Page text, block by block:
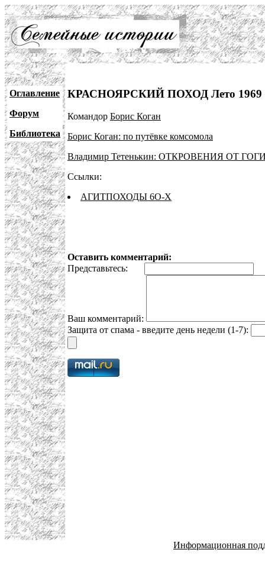
Оглавление
Форум
Библиотека
КРАСНОЯРСКИЙ ПОХОД Лето 1969
Командор Борис Коган
Борис Коган: по путёвке комсомола
Владимир Тетенькин: ОТКРОВЕНИЯ ОТ
Ссылки:
АГИТПОХОДЫ 6О-Х
Оставить комментарий:
Представьтесь:
Ваш комментарий:
Защита от спама - введите день недели (1-7):
Информационная